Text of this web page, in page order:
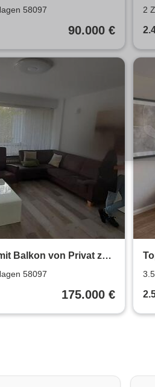
58097
90.000 €
2
Balkon von Privat zu
58097
175.000 €